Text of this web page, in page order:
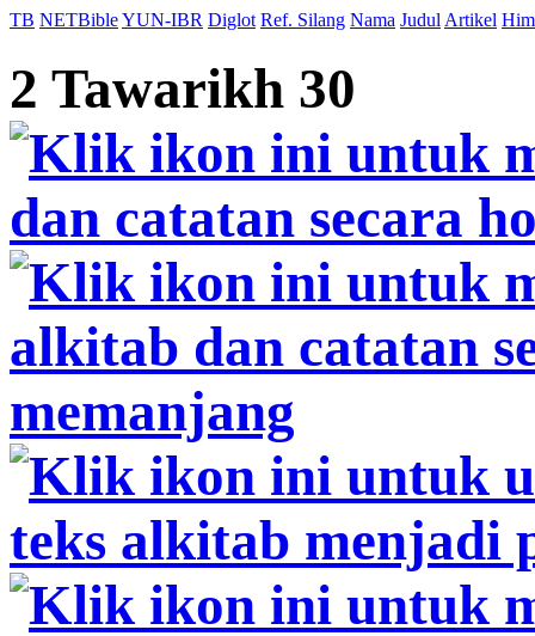
TB NETBibleYUN-IBR Diglot Ref. Silang Nama Judul Artikel
2 Tawarikh 30